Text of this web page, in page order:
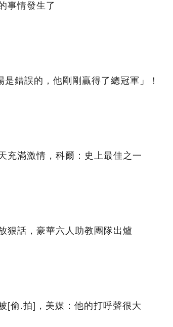
事情發生了
錯誤的，他剛剛贏得了總冠軍」！
充滿激情，科爾：史上最佳之一
狠話，豪華六人助教團隊出爐
[偷.拍]，美媒：他的打呼聲很大